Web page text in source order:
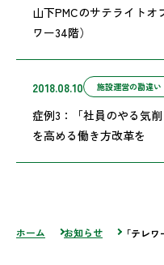
山下PMCのサテライトオ
ワー34階）
2018.08.10 施設運営の勘違い
症例3：「社員のやる気
を高める働き方改革を
ホーム お知らせ 「テレワ